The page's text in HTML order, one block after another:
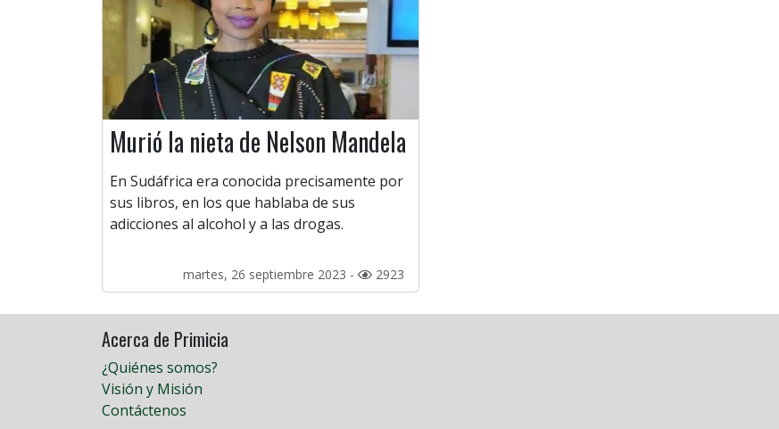
Murió la nieta de Nelson Mandela
En Sudáfrica era conocida precisamente por
sus libros, en los que hablaba de sus
adicciones al alcohol y a las drogas.
martes, 26 septiembre 2023 - 2923
Acerca de Primicia
¿Quiénes somos?
Visión y Misión
Contáctenos